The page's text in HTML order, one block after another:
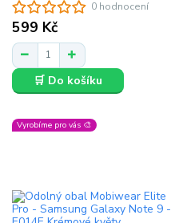
0 hodnocení
599 Kč
🛒 Do košíku
Vyrobíme pro vás 🎨